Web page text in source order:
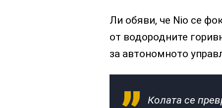
Ли обяви, че Nio се
от водородните
за автономното
Колата се